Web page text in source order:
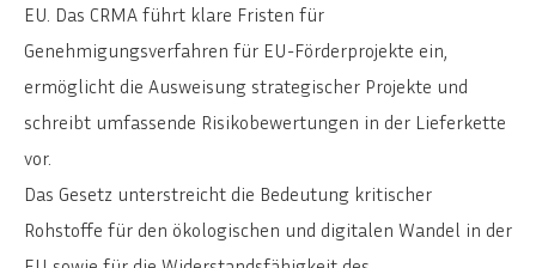
EU. Das CRMA führt klare Fristen für
Genehmigungsverfahren für EU-Förderprojekte ein,
ermöglicht die Ausweisung strategischer Projekte und
schreibt umfassende Risikobewertungen in der Lieferkette
vor.
Das Gesetz unterstreicht die Bedeutung kritischer
Rohstoffe für den ökologischen und digitalen Wandel in der